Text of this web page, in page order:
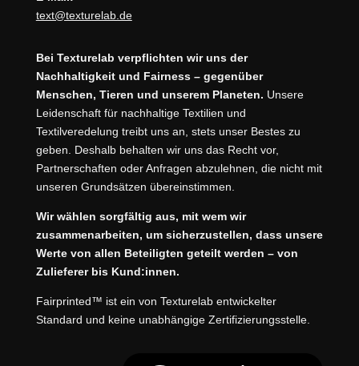
text@texturelab.de
Bei Texturelab verpflichten wir uns der
Nachhaltigkeit und Fairness – gegenüber
Menschen, Tieren und unserem Planeten. Unsere
Leidenschaft für nachhaltige Textilien und
Textilveredelung treibt uns an, stets unser Bestes zu
geben. Deshalb behalten wir uns das Recht vor,
Partnerschaften oder Anfragen abzulehnen, die nicht mit
unseren Grundsätzen übereinstimmen.
Wir wählen sorgfältig aus, mit wem wir
zusammenarbeiten, um sicherzustellen, dass unsere
Werte von allen Beteiligten geteilt werden – von
Zulieferer bis Kund:innen.
Fairprinted™ ist ein von Texturelab entwickelter
Standard und keine unabhängige Zertifizierungsstelle.